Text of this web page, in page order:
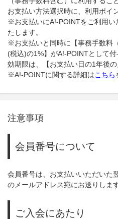
お支払い方法選択時に、利用ポイ
※お支払いにA!-POINTをご利用い
たします。
※お支払いと同時に【事務手数料
(税込)の1%】がA!-POINTとして
効期限は、【お支払い日の1年後の
※A!-POINTに関する詳細はこちら
注意事項
会員番号について
会員番号は、お支払いいただいた
のメールアドレス宛にお送りします
ご入会にあたり